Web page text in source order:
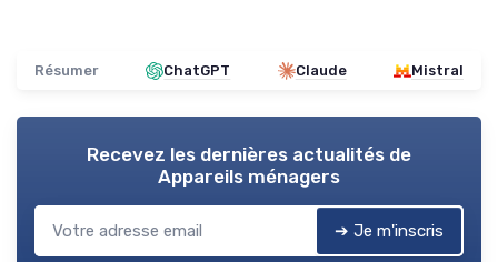
Résumer ChatGPT Claude Mistral
Recevez les dernières actualités de
Appareils ménagers
➔ Je m'inscris